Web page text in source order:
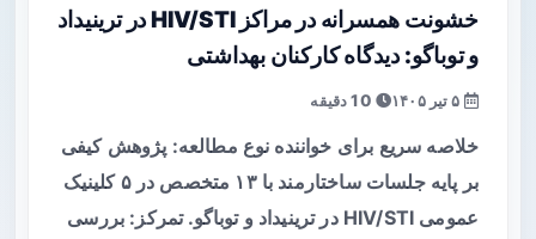
خشونت همسرانه در مراکز HIV/STI در ترینیداد
و توباگو: دیدگاه کارکنان بهداشتی
خلاصه سریع برای خواننده نوع مطالعه: پژوهش کیفی
بر پایه جلسات ساختارمند با ۱۳ متخصص در ۵ کلینیک
عمومی HIV/STI در ترینیداد و توباگو. تمرکز: بررسی